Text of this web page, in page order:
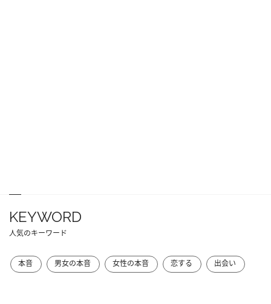
KEYWORD
人気のキーワード
本音 男女の本音 女性の本音 恋する 出会い